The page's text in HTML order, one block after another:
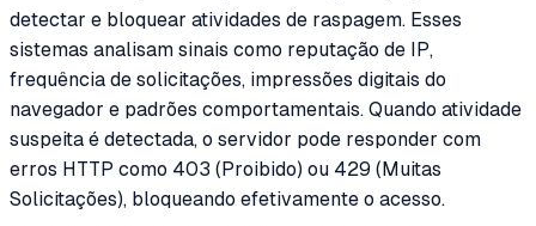
detectar e bloquear atividades de raspagem. Esses
sistemas analisam sinais como reputação de IP,
frequência de solicitações, impressões digitais do
navegador e padrões comportamentais. Quando atividade
suspeita é detectada, o servidor pode responder com
erros HTTP como 403 (Proibido) ou 429 (Muitas
Solicitações), bloqueando efetivamente o acesso.